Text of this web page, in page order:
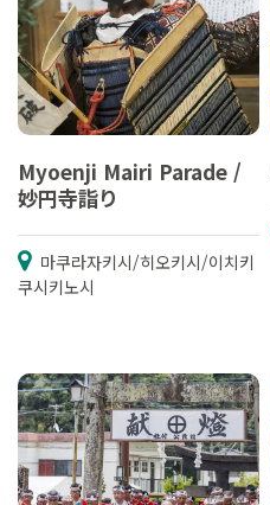
Myoenji Mairi Parade /
妙円寺詣り
마쿠라자키시/히오키시/이치키
쿠시키노시